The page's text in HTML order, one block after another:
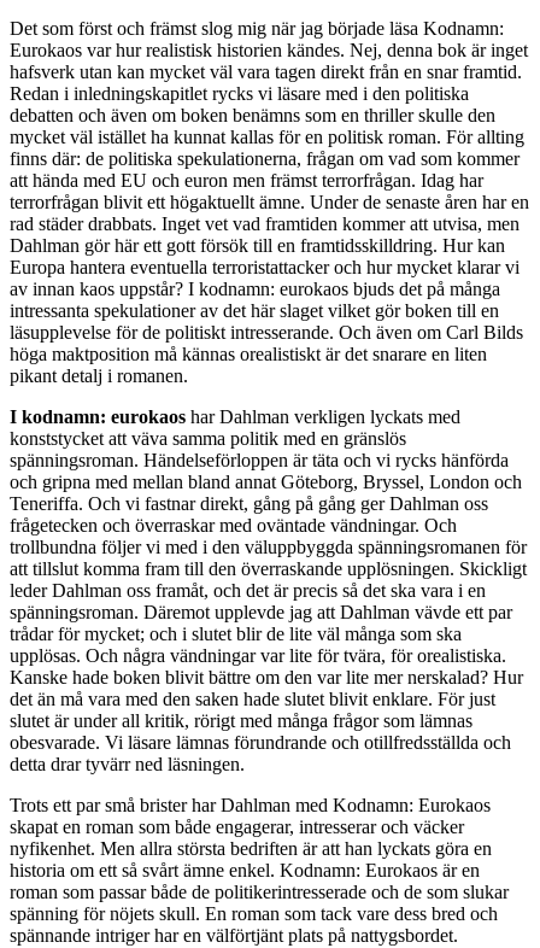
Det som först och främst slog mig när jag började läsa Kodnamn:
Eurokaos var hur realistisk historien kändes. Nej, denna bok är inget
hafsverk utan kan mycket väl vara tagen direkt från en snar framtid.
Redan i inledningskapitlet rycks vi läsare med i den politiska
debatten och även om boken benämns som en thriller skulle den
mycket väl istället ha kunnat kallas för en politisk roman. För allting
finns där: de politiska spekulationerna, frågan om vad som kommer
att hända med EU och euron men främst terrorfrågan. Idag har
terrorfrågan blivit ett högaktuellt ämne. Under de senaste åren har en
rad städer drabbats. Inget vet vad framtiden kommer att utvisa, men
Dahlman gör här ett gott försök till en framtidsskilldring. Hur kan
Europa hantera eventuella terroristattacker och hur mycket klarar vi
av innan kaos uppstår? I kodnamn: eurokaos bjuds det på många
intressanta spekulationer av det här slaget vilket gör boken till en
läsupplevelse för de politiskt intresserande. Och även om Carl Bilds
höga maktposition må kännas orealistiskt är det snarare en liten
pikant detalj i romanen.
I kodnamn: eurokaos har Dahlman verkligen lyckats med
konststycket att väva samma politik med en gränslös
spänningsroman. Händelseförloppen är täta och vi rycks hänförda
och gripna med mellan bland annat Göteborg, Bryssel, London och
Teneriffa. Och vi fastnar direkt, gång på gång ger Dahlman oss
frågetecken och överraskar med oväntade vändningar. Och
trollbundna följer vi med i den väluppbyggda spänningsromanen för
att tillslut komma fram till den överraskande upplösningen. Skickligt
leder Dahlman oss framåt, och det är precis så det ska vara i en
spänningsroman. Däremot upplevde jag att Dahlman vävde ett par
trådar för mycket; och i slutet blir de lite väl många som ska
upplösas. Och några vändningar var lite för tvära, för orealistiska.
Kanske hade boken blivit bättre om den var lite mer nerskalad? Hur
det än må vara med den saken hade slutet blivit enklare. För just
slutet är under all kritik, rörigt med många frågor som lämnas
obesvarade. Vi läsare lämnas förundrande och otillfredsställda och
detta drar tyvärr ned läsningen.
Trots ett par små brister har Dahlman med Kodnamn: Eurokaos
skapat en roman som både engagerar, intresserar och väcker
nyfikenhet. Men allra största bedriften är att han lyckats göra en
historia om ett så svårt ämne enkel. Kodnamn: Eurokaos är en
roman som passar både de politikerintresserade och de som slukar
spänning för nöjets skull. En roman som tack vare dess bred och
spännande intriger har en välförtjänt plats på nattygsbordet.